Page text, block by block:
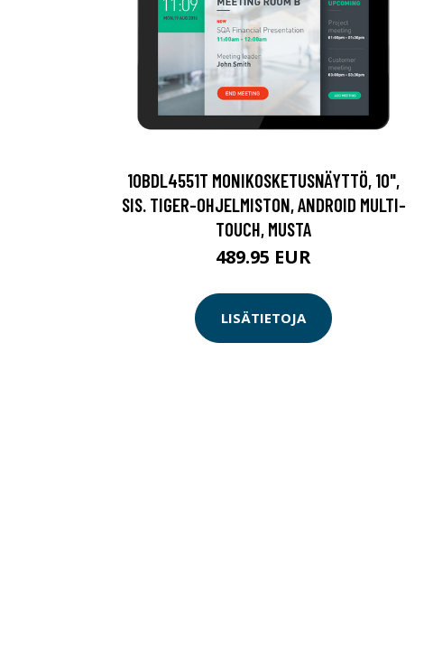
10BDL4551T MONIKOSKETUSNÄYTTÖ, 10",
SIS. TIGER-OHJELMISTON, ANDROID MULTI-
TOUCH, MUSTA
489.95 EUR
LISÄTIETOJA